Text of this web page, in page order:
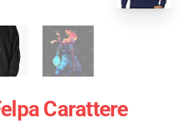
Carattere